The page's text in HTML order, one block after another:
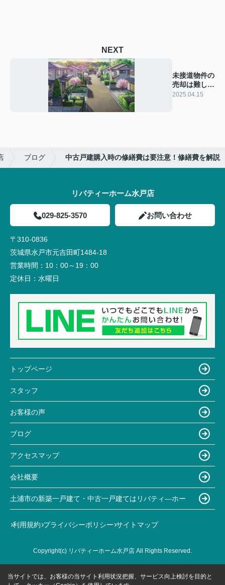
NEXT
未接道物件の
売却は難し
い？成功への
2025.04.15
ブログ 中古戸建購入時の修繕費は要注意！修繕費を解説
リバティーホーム水戸店
029-825-3570 お問い合わせ
〒310-0836
茨城県水戸市元吉田町1484-18
営業時間： 10：00～19：00
定休日： 水曜日
トップページ
スタッフ
お客様の声
ブログ
アクセスマップ
会社概要
土浦市の新築一戸建て・中古一戸建てはリバティ―ホー
利用規約 プライバシーポリシー サイトマップ
Copyright(c) リバティーホーム水戸店 All Rights Reserved.
当サイトでは、お客様の当サイト利用状況把握、サービス向上検討を目的と